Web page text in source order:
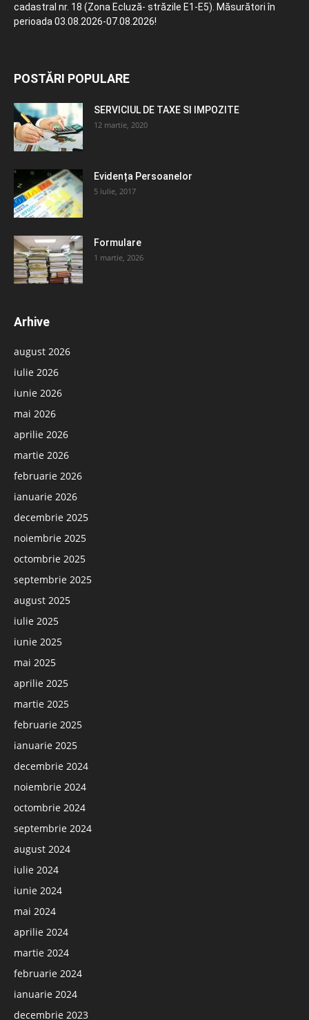
cadastral nr. 18 (Zona Ecluză- străzile E1-E5). Măsurători în
perioada 03.08.2026-07.08.2026!
POSTĂRI POPULARE
SERVICIUL DE TAXE SI IMPOZITE
12 martie, 2020
Evidența Persoanelor
5 iulie, 2017
Formulare
1 martie, 2026
Arhive
august 2026
iulie 2026
iunie 2026
mai 2026
aprilie 2026
martie 2026
februarie 2026
ianuarie 2026
decembrie 2025
noiembrie 2025
octombrie 2025
septembrie 2025
august 2025
iulie 2025
iunie 2025
mai 2025
aprilie 2025
martie 2025
februarie 2025
ianuarie 2025
decembrie 2024
noiembrie 2024
octombrie 2024
septembrie 2024
august 2024
iulie 2024
iunie 2024
mai 2024
aprilie 2024
martie 2024
februarie 2024
ianuarie 2024
decembrie 2023